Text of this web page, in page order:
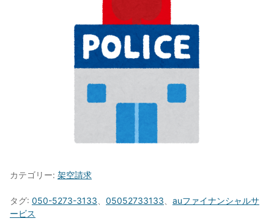
カテゴリー: 架空請求
タグ: 050-5273-3133 05052733133
auファイナンシャルサ
ービス